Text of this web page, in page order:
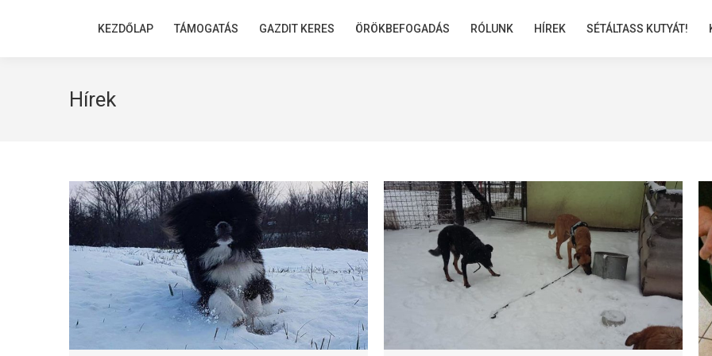
KEZDŐLAP TÁMOGATÁS GAZDIT KERES ÖRÖKBEFOGADÁS RÓLUNK HÍREK SÉTÁLTASS KUTYÁT!
Hírek
KEZDŐLAP TÁMOGATÁS GAZDIT KERES ÖRÖKBEFOGADÁS RÓLUNK HÍREK SÉTÁLTASS KUTYÁT!